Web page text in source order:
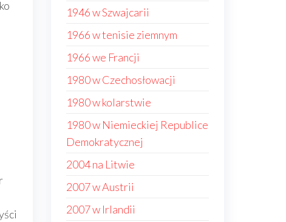
1946 w Szwajcarii
1966 w tenisie ziemnym
1966 we Francji
1980 w Czechosłowacji
1980 w kolarstwie
1980 w Niemieckiej Republice
Demokratycznej
2004 na Litwie
2007 w Austrii
2007 w Irlandii